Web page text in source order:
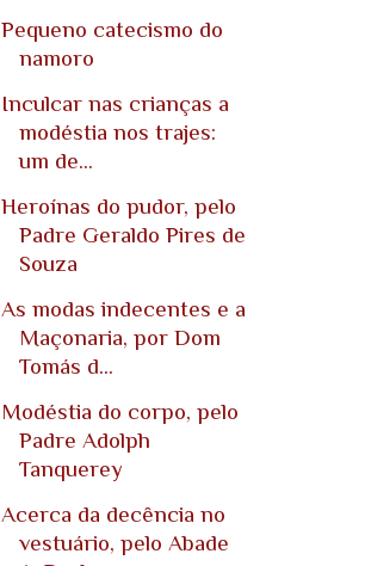
Pequeno catecismo do
namoro
Inculcar nas crianças a
modéstia nos trajes:
um de...
Heroínas do pudor, pelo
Padre Geraldo Pires de
Souza
As modas indecentes e a
Maçonaria, por Dom
Tomás d...
Modéstia do corpo, pelo
Padre Adolph
Tanquerey
Acerca da decência no
vestuário, pelo Abade